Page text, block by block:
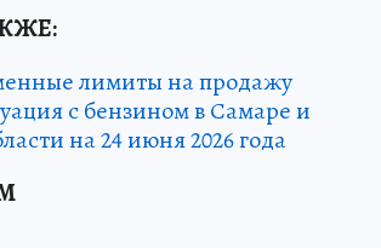
лимиты на продажу
с бензином в Самаре и
на 24 июня 2026 года